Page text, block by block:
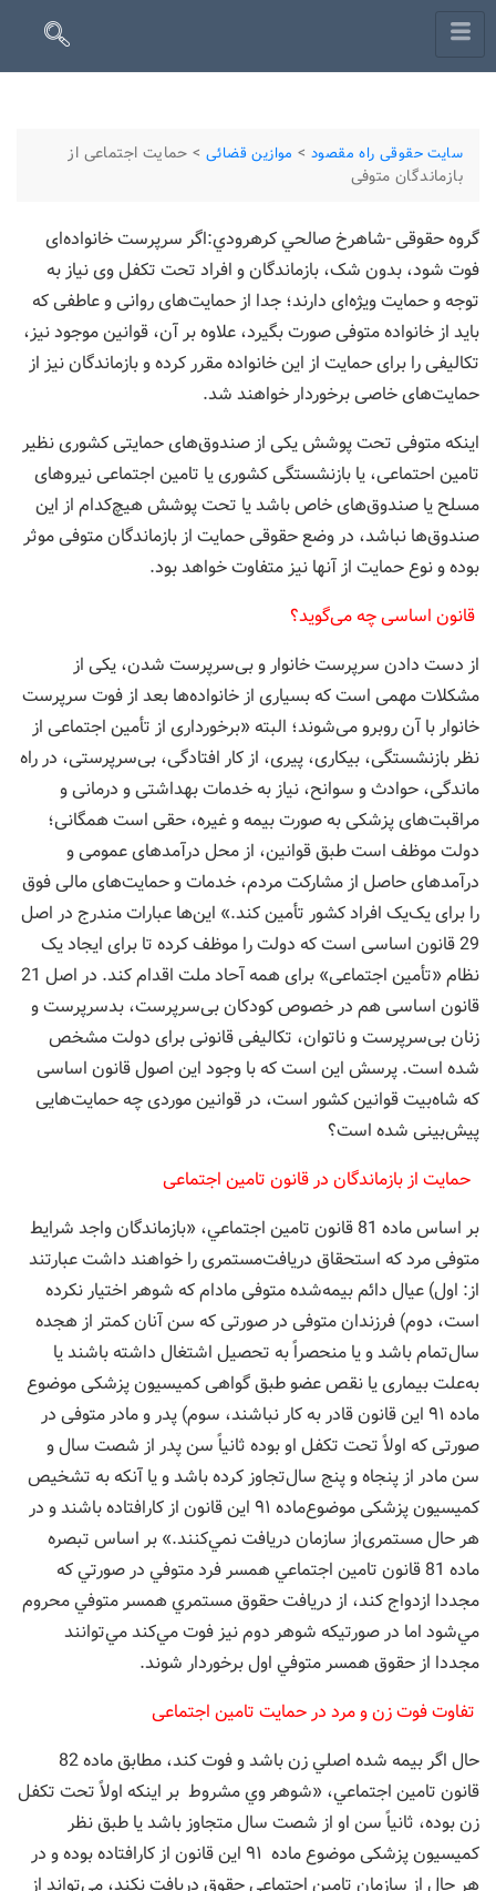
سایت حقوقی راه مقصود > موازین قضائی > حمایت اجتماعی از
بازماندگان متوفی
گروه حقوقی -شاهرخ صالحي كرهرودي:اگر سرپرست خانواده‌ای
فوت شود، بدون شک، بازماندگان و افراد تحت تکفل وی نیاز به
توجه و حمایت ویژه‌ای دارند؛ جدا از حمایت‌های روانی و عاطفی که
باید از خانواده متوفی صورت بگیرد، علاوه بر آن، قوانین موجود نیز،
تکالیفی را برای حمایت از این خانواده مقرر کرده و بازماندگان نیز از
حمایت‌های خاصی برخوردار خواهند شد.
اینکه متوفی تحت پوشش یکی از صندوق‌های حمایتی کشوری نظیر
تامین احتماعی، یا بازنشستگی کشوری یا تامین اجتماعی نیروهای
مسلح یا صندوق‌های خاص باشد یا تحت پوشش هیچ‌کدام از این
صندوق‌ها نباشد، در وضع حقوقی حمایت از بازماندگان متوفی موثر
بوده و نوع حمایت از آنها نیز متفاوت خواهد بود.
قانون اساسی چه می‌گوید؟
از دست دادن سرپرست خانوار و بی‌سرپرست شدن، یکی از
مشکلات مهمی است که بسیاری از خانواده‌ها بعد از فوت سرپرست
خانوار با آن روبرو می‌شوند؛ البته «برخورداری از تأمین اجتماعی از
نظر بازنشستگی، بیکاری، پیری، از کار افتادگی، بی‌سرپرستی، در راه
‏ماندگی، حوادث و سوانح، نیاز به خدمات بهداشتی و ‌درمانی و
مراقبت‌های پزشکی به صورت بیمه و غیره، حقی است همگانی؛
دولت موظف است طبق قوانین، از محل درآمدهای عمومی و
درآمدهای حاصل از مشارکت مردم، خدمات و حمایت‌های مالی فوق
را برای یک‌یک افراد کشور تأمین کند.» این‌ها عبارات مندرج در اصل
29 قانون اساسی است که دولت را موظف کرده تا برای ایجاد یک
نظام «تأمین اجتماعی» برای همه آحاد ملت اقدام کند. در اصل 21
قانون اساسی هم در خصوص کودکان بی‌سرپرست، بدسرپرست و
زنان بی‌سرپرست و ناتوان، تکالیفی قانونی برای دولت مشخص
شده است. پرسش این است که با وجود این اصول قانون اساسی
که شاه‌بیت قوانین کشور است، در قوانین موردی چه حمایت‌هایی
پیش‌بینی شده است؟
حمایت از بازماندگان در قانون تامین اجتماعی
بر اساس ماده 81 قانون تامين اجتماعي، «بازماندگان واجد شرایط
متوفی مرد که استحقاق دریافت‌مستمری را خواهند داشت عبارتند
از: اول)‌ عیال دائم بیمه‌شده متوفی مادام که شوهر اختیار نکرده
است، دوم) فرزندان متوفی در صورتی که سن آنان کمتر از هجده
سال‌تمام باشد و یا منحصراً به تحصیل اشتغال داشته باشند یا
به‌علت بیماری یا نقص عضو طبق گواهی کمیسیون پزشکی موضوع
ماده ۹۱ این قانون قادر به کار نباشند، سوم)‌ پدر و مادر متوفی در
صورتی که اولاً تحت تکفل او بوده ‌ثانیاً سن پدر از شصت سال و
سن مادر از پنجاه و پنج سال‌تجاوز کرده باشد و یا آنکه به تشخیص
کمیسیون پزشکی موضوع‌ماده ۹۱ این قانون از کارافتاده باشند و در
هر حال مستمری‌از سازمان دریافت نمي‌كنند.» بر اساس تبصره
ماده 81 قانون تامين اجتماعي همسر فرد متوفي در صورتي كه
مجددا ازدواج كند، از دريافت حقوق مستمري همسر متوفي محروم
مي‌شود اما در صورتيكه شوهر دوم نيز فوت مي‌كند مي‌توانند
مجددا از حقوق همسر متوفي اول برخوردار شوند.
تفاوت فوت زن و مرد در حمایت تامین اجتماعی
حال اگر بيمه شده اصلي زن باشد و فوت كند، مطابق ماده 82
قانون تامين اجتماعي، «شوهر وي مشروط بر اینکه اولاً تحت تکفل
زن بوده، ثانیاً سن ‌او از شصت سال متجاوز باشد یا طبق نظر
کمیسیون پزشکی موضوع ماده ۹۱ این قانون از کارافتاده بوده و در
هر حال از سازمان تامين اجتماعي حقوق دريافت نكند، مي‌تواند از